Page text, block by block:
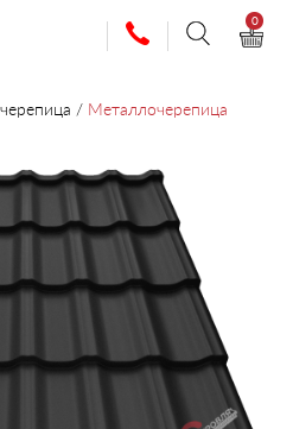
0
/ Металлочерепица